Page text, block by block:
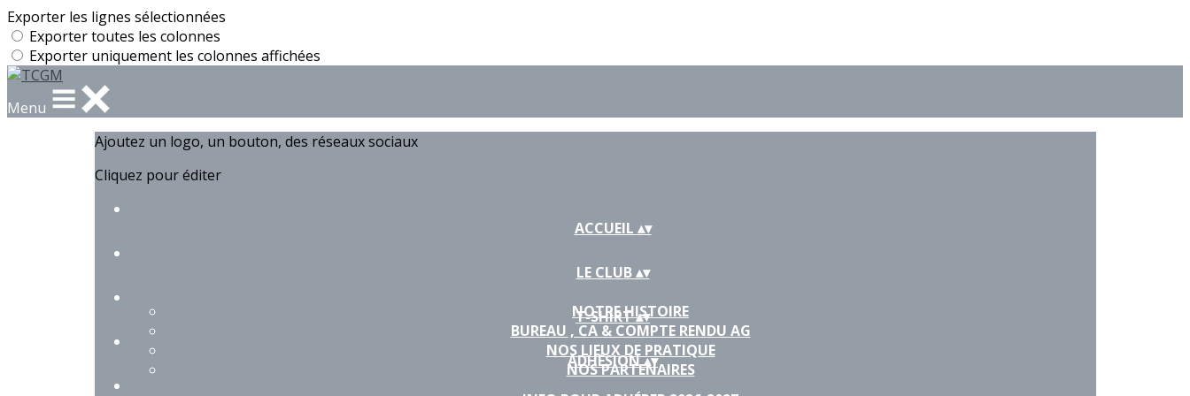
Exporter les lignes sélectionnées
Exporter toutes les colonnes
Exporter uniquement les colonnes affichées
Menu
Ajoutez un logo, un bouton, des réseaux sociaux
Cliquez pour éditer
ACCUEIL ▴▾
LE CLUB▴▾
NOTRE HISTOIRE
BUREAU , CA & COMPTE RENDU AG
NOS LIEUX DE PRATIQUE
NOS PARTENAIRES
T-SHIRT▴▾
ADHÉSION▴▾